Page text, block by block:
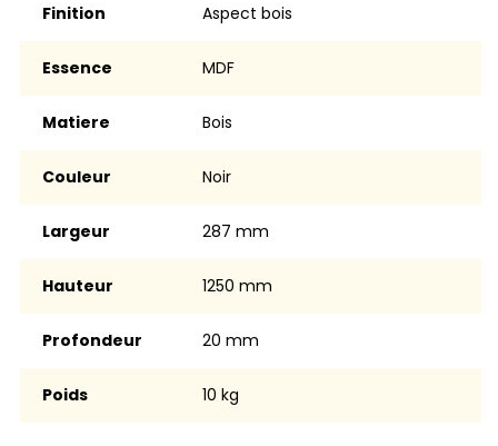
Finition aspect bois
Essence MDF
Matiere Bois
Couleur noir
Largeur 287 mm
Hauteur 1250 mm
Profondeur 20 mm
Poids 10 kg